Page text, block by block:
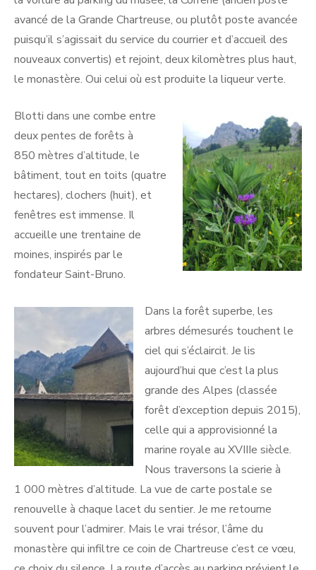
avancé de la Grande Chartreuse, ou plutôt poste avancée
puisqu’il s’agissait du service du courrier et d’accueil des
nouveaux convertis) et rejoint, deux kilomètres plus haut,
le monastère. Oui celui où est produite la liqueur verte.
Blotti dans une combe entre
deux pentes de forêts à
850 mètres d’altitude, le
bâtiment, tout en toits (quatre
hectares), clochers (huit), et
fenêtres est immense. Il
accueille une trentaine de
moines, inspirés par le
fondateur Saint-Bruno.
Dans la forêt superbe, les
arbres démesurés touchent le
ciel qui s’éclaircit. Je lis
aujourd’hui que c’est la plus
grande des Alpes (classée
forêt d’exception depuis 2015),
celle qui a approvisionné la
marine royale au XVIIIe siècle.
Nous traversons la scierie à
1 000 mètres d’altitude. La vue de carte postale se
renouvelle à chaque lacet du sentier. Je me retourne
souvent pour l’admirer. Mais le vrai trésor, l’âme du
monastère qui infiltre ce coin de Chartreuse c’est ce vœu,